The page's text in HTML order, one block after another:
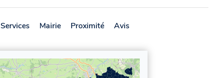
Services Mairie Proximité Avis